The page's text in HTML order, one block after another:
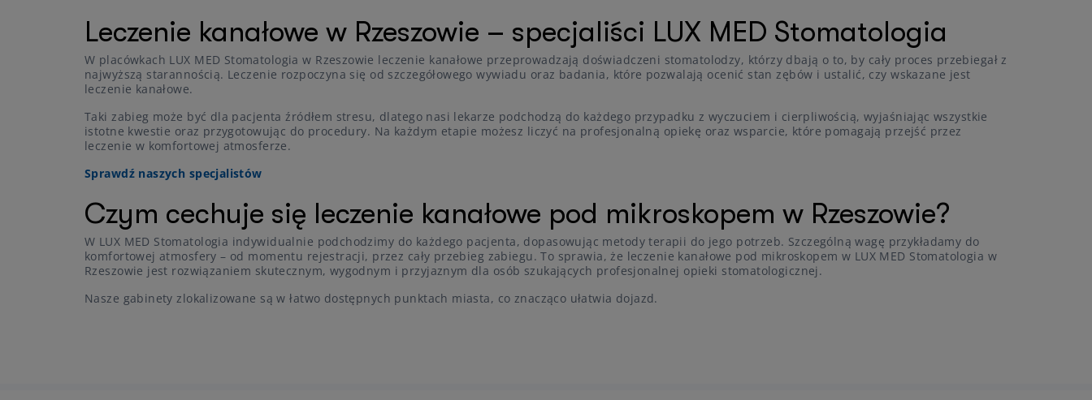
Leczenie kanałowe w Rzeszowie – specjaliści LUX MED Stomatologia
W placówkach LUX MED Stomatologia w Rzeszowie leczenie kanałowe przeprowadzają doświadczeni stomatolodzy, którzy dbają o to, by cały proces przebiegał z
najwyższą starannością. Leczenie rozpoczyna się od szczegółowego wywiadu oraz badania, które pozwalają ocenić stan zębów i ustalić, czy wskazane jest
leczenie kanałowe.
Taki zabieg może być dla pacjenta źródłem stresu, dlatego nasi lekarze podchodzą do każdego przypadku z wyczuciem i cierpliwością, wyjaśniając wszystkie
istotne kwestie oraz przygotowując do procedury. Na każdym etapie możesz liczyć na profesjonalną opiekę oraz wsparcie, które pomagają przejść przez
leczenie w komfortowej atmosferze.
Sprawdź naszych specjalistów
Czym cechuje się leczenie kanałowe pod mikroskopem w Rzeszowie?
W LUX MED Stomatologia indywidualnie podchodzimy do każdego pacjenta, dopasowując metody terapii do jego potrzeb. Szczególną wagę przykładamy do
komfortowej atmosfery – od momentu rejestracji, przez cały przebieg zabiegu. To sprawia, że leczenie kanałowe pod mikroskopem w LUX MED Stomatologia w
Rzeszowie jest rozwiązaniem skutecznym, wygodnym i przyjaznym dla osób szukających profesjonalnej opieki stomatologicznej.
Nasze gabinety zlokalizowane są w łatwo dostępnych punktach miasta, co znacząco ułatwia dojazd.